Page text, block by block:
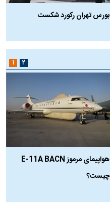
بورس تهران رکورد شکست
هواپیمای مرموز E-11A BACN
چیست؟
۱ ۲